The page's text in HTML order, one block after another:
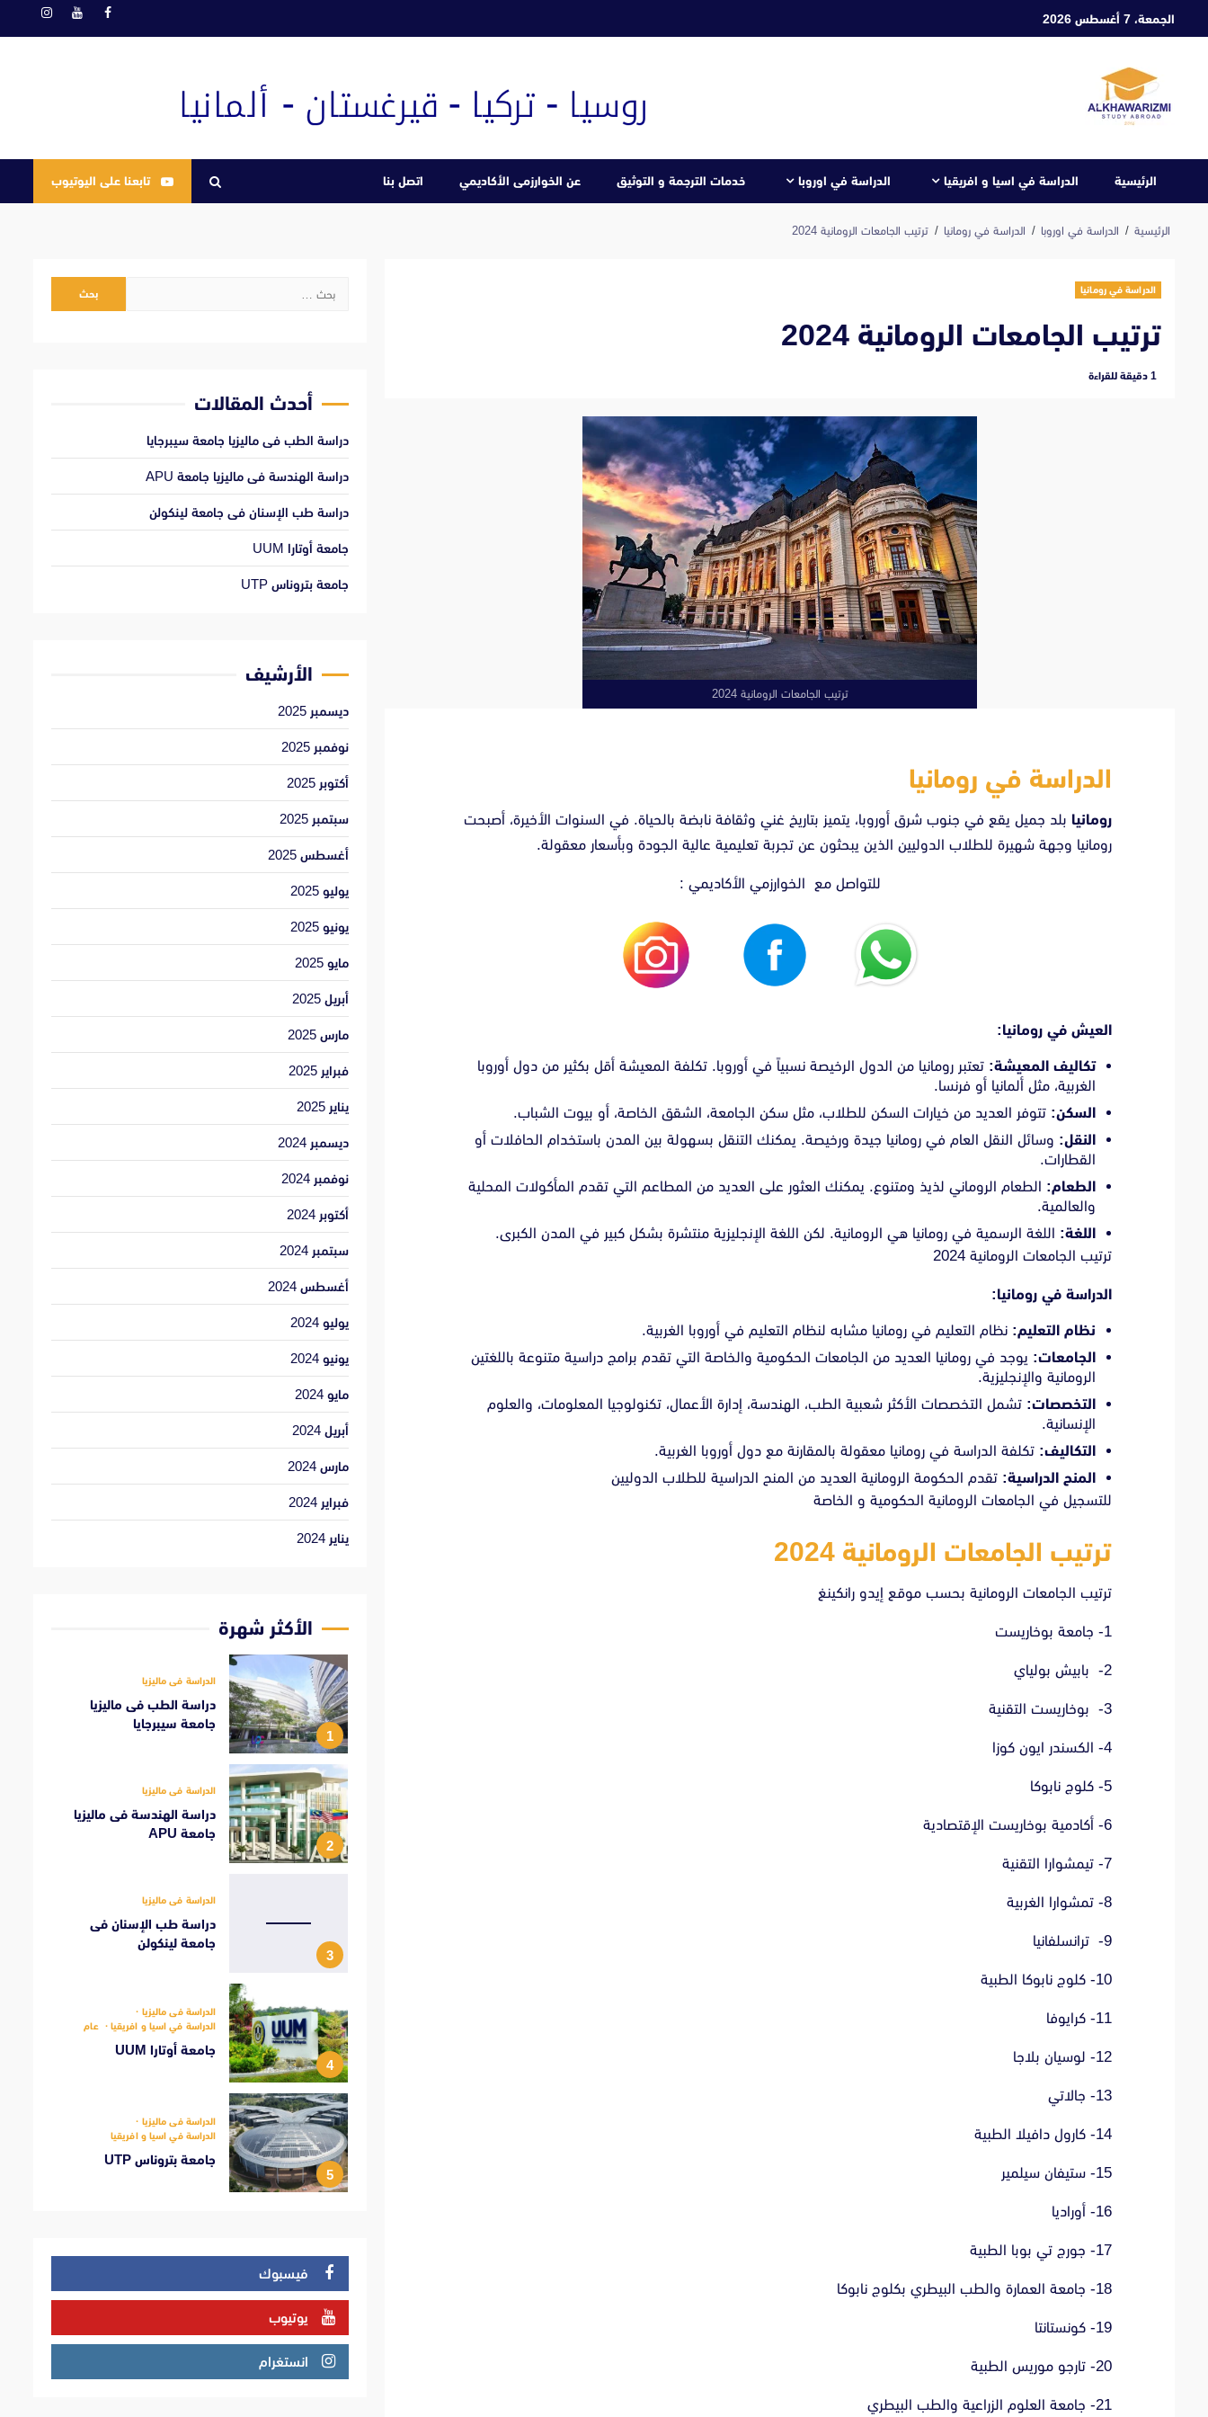
الجمعة، 7 أغسطس 2026 فيسبوكيوتيوب
الرئيسية الدراسة في اسيا و افريقيا الدراسة في اوروبا خدمات الترجمة و التوثيق عن الخوارزمى الأكاديمي اتصل بنا تابعنا على اليوتيوب
الرئيسية الدراسة في اوروبا الدراسة في رومانيا ترتيب الجامعات الرومانية 2024
الدراسة في رومانيا
ترتيب الجامعات الرومانية 2024
‫1 دقيقة للقراءة
ترتيب الجامعات الرومانية 2024
الدراسة في رومانيا
رومانيا بلد جميل يقع في جنوب شرق أوروبا، يتميز بتاريخ غني وثقافة نابضة بالحياة. في السنوات الأخيرة، أصبحت
رومانيا وجهة شهيرة للطلاب الدوليين الذين يبحثون عن تجربة تعليمية عالية الجودة وبأسعار معقولة.
للتواصل مع الخوارزمي الأكاديمي :
العيش في رومانيا:
تكاليف المعيشة: تعتبر رومانيا من الدول الرخيصة نسبياً في أوروبا. تكلفة المعيشة أقل بكثير من دول أوروبا
الغربية، مثل ألمانيا أو فرنسا.
السكن: تتوفر العديد من خيارات السكن للطلاب، مثل سكن الجامعة، الشقق الخاصة، أو بيوت الشباب.
النقل: وسائل النقل العام في رومانيا جيدة ورخيصة. يمكنك التنقل بسهولة بين المدن باستخدام الحافلات أو
القطارات.
الطعام: الطعام الروماني لذيذ ومتنوع. يمكنك العثور على العديد من المطاعم التي تقدم المأكولات المحلية
والعالمية.
اللغة: اللغة الرسمية في رومانيا هي الرومانية. لكن اللغة الإنجليزية منتشرة بشكل كبير في المدن الكبرى.
ترتيب الجامعات الرومانية 2024
الدراسة في رومانيا:
نظام التعليم: نظام التعليم في رومانيا مشابه لنظام التعليم في أوروبا الغربية.
الجامعات: يوجد في رومانيا العديد من الجامعات الحكومية والخاصة التي تقدم برامج دراسية متنوعة باللغتين
الرومانية والإنجليزية.
التخصصات: تشمل التخصصات الأكثر شعبية الطب، الهندسة، إدارة الأعمال، تكنولوجيا المعلومات، والعلوم
الإنسانية.
التكاليف: تكلفة الدراسة في رومانيا معقولة بالمقارنة مع دول أوروبا الغربية.
المنح الدراسية: تقدم الحكومة الرومانية العديد من المنح الدراسية للطلاب الدوليين
للتسجيل في الجامعات الرومانية الحكومية و الخاصة
ترتيب الجامعات الرومانية 2024
ترتيب الجامعات الرومانية بحسب موقع إيدو رانكينغ
1- جامعة بوخاريست
2- بابيش بولياي
3- بوخاريست التقنية
4- الكسندر ايون كوزا
5- كلوج نابوكا
6- أكادمية بوخاريست الإقتصادية
7- تيمشوارا التقنية
8- تمشوارا الغربية
9- ترانسلفانيا
10- كلوج نابوكا الطبية
11- كرايوفا
12- لوسيان بلاجا
13- جالاتي
14- كارول دافيلا الطبية
15- ستيفان سيلمير
16- أوراديا
17- جورج تي بوبا الطبية
18- جامعة العمارة والطب البيطري بكلوج نابوكا
19- كونستانتا
20- تارجو موريس الطبية
21- جامعة العلوم الزراعية والطب البيطري
البحث
أحدث المقالات
دراسة الطب فى ماليزيا جامعة سيبرجايا
دراسة الهندسة فى ماليزيا جامعة APU
دراسة طب الإسنان فى جامعة لينكولن
جامعة أوتارا UUM
جامعة بتروناس UTP
الأرشيف
ديسمبر 2025
نوفمبر 2025
أكتوبر 2025
سبتمبر 2025
أغسطس 2025
يوليو 2025
يونيو 2025
مايو 2025
أبريل 2025
مارس 2025
فبراير 2025
يناير 2025
ديسمبر 2024
نوفمبر 2024
أكتوبر 2024
سبتمبر 2024
أغسطس 2024
يوليو 2024
يونيو 2024
مايو 2024
أبريل 2024
مارس 2024
فبراير 2024
يناير 2024
الأكثر شهرة
1
الدراسة فى ماليزيا
دراسة الطب فى ماليزيا
جامعة سيبرجايا
2
الدراسة فى ماليزيا
دراسة الهندسة فى ماليزيا
جامعة APU
3
الدراسة فى ماليزيا
دراسة طب الإسنان فى
جامعة لينكولن
4
الدراسة فى ماليزيا
الدراسة في اسيا و افريقيا
عام
جامعة أوتارا UUM
5
الدراسة فى ماليزيا
الدراسة في اسيا و افريقيا
جامعة بتروناس UTP
فيسبوك
يوتيوب
انستغرام